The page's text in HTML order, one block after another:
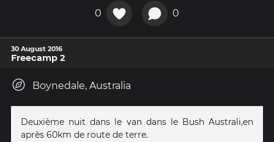
0 0
30 August 2016
Freecamp 2
Boynedale, Australia
Deuxième nuit dans le van dans le Bush Australi,en
après 60km de route de terre.